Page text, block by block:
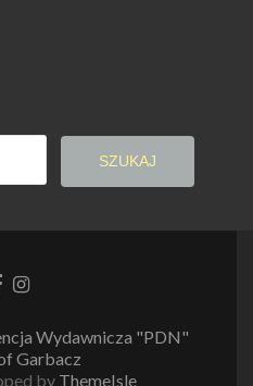
SZUKAJ
Link
Wydawnicza "PDN"
Garbacz
by ThemeIsle